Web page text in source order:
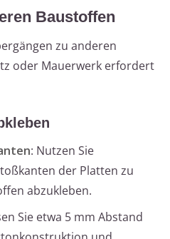
Baustoffen
zu anderen
oder Mauerwerk erfordert
: Nutzen Sie
der Platten zu
abzukleben.
Sie etwa 5 mm Abstand